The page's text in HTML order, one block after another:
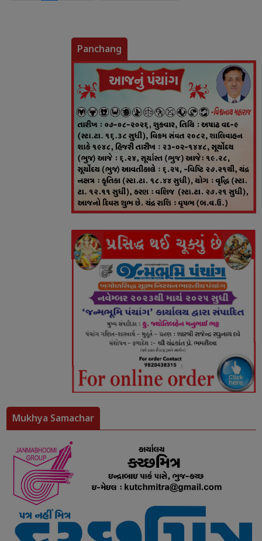
Panchang
Mukhya Samachar